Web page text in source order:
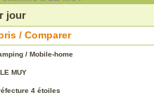
jour
/ Comparer
/ Mobile-home
MUY
4 étoiles